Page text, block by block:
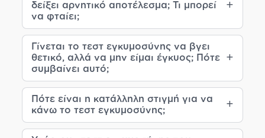
δείξει αρνητικό αποτέλεσμα; Τι μπορεί
να φταίει;
Γίνεται το τεστ εγκυμοσύνης να βγει
θετικό, αλλά να μην είμαι έγκυος; Πότε
συμβαίνει αυτό;
Πότε είναι η κατάλληλη στιγμή για να
κάνω το τεστ εγκυμοσύνης;